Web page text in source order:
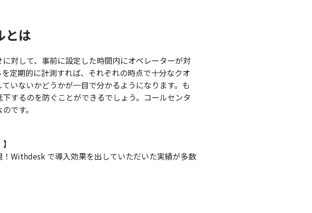
とは
対して、事前に設定した時間内にオペレーターが対
定期的に計測すれば、それぞれの時点で十分なクオ
いないかどうかが一目で分かるようになります。も
するのを防ぐことができるでしょう。コールセンタ
です。
Withdesk で導入効果を出していただいた実績が多数